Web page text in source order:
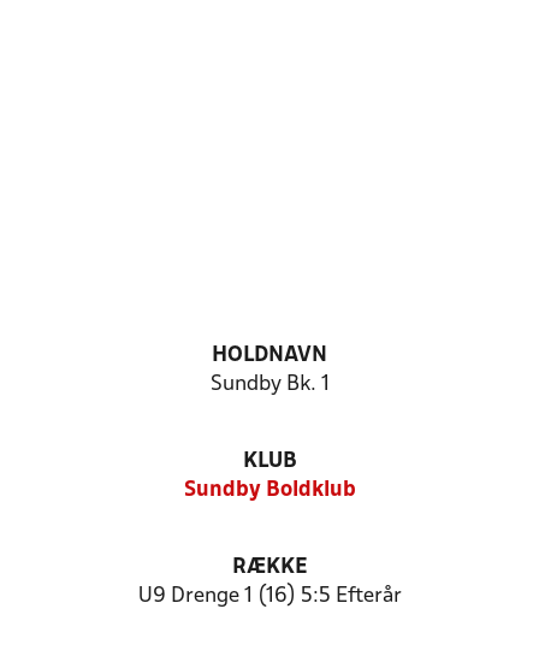
HOLDNAVN
Sundby Bk. 1
KLUB
Sundby Boldklub
RÆKKE
U9 Drenge 1 (16) 5:5 Efterår